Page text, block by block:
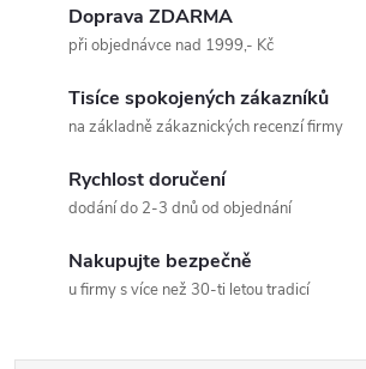
Doprava ZDARMA
při objednávce nad 1999,- Kč
Tisíce spokojených zákazníků
na základně zákaznických recenzí firmy
Rychlost doručení
dodání do 2-3 dnů od objednání
Nakupujte bezpečně
u firmy s více než 30-ti letou tradicí